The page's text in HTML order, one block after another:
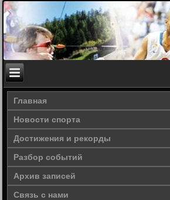
Главная
Новости спорта
Достижения и рекорды
Разбор событий
Архив записей
Связь с нами